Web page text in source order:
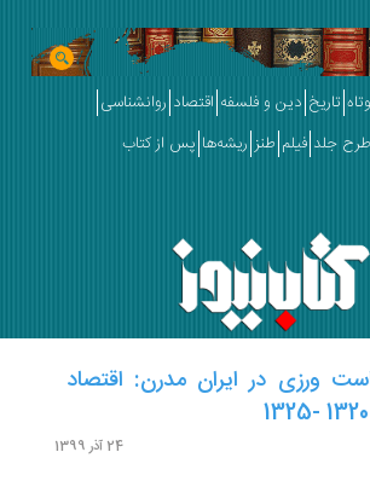
دین و فلسفه اقتصاد روانشناسی
فیلم طنز ریشه‌ها پس از کتاب
در ایران مدرن: اقتصاد